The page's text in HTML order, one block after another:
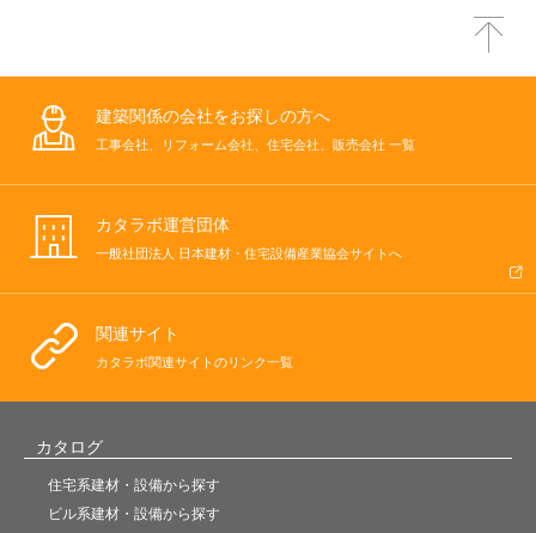
建築関係の会社をお探しの方へ
工事会社、リフォーム会社、住宅会社、販売会社 一覧
カタラボ運営団体
一般社団法人 日本建材・住宅設備産業協会サイトへ
関連サイト
カタラボ関連サイトのリンク一覧
カタログ
住宅系建材・設備から探す
ビル系建材・設備から探す